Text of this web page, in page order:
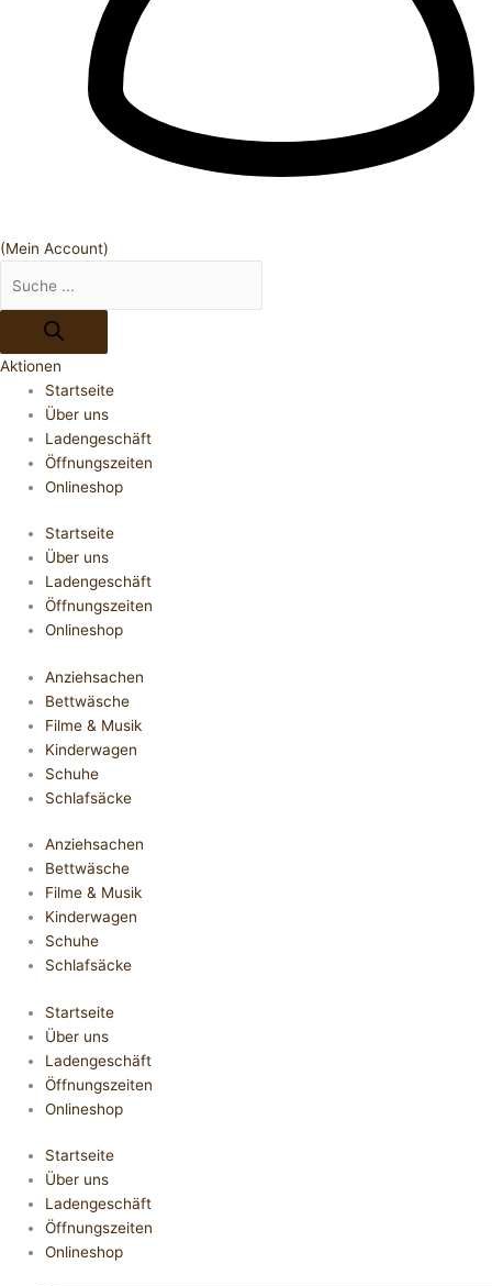
(Mein Account)
Aktionen
Startseite
Über uns
Ladengeschäft
Öffnungszeiten
Onlineshop
Startseite
Über uns
Ladengeschäft
Öffnungszeiten
Onlineshop
Anziehsachen
Bettwäsche
Filme & Musik
Kinderwagen
Schuhe
Schlafsäcke
Anziehsachen
Bettwäsche
Filme & Musik
Kinderwagen
Schuhe
Schlafsäcke
Startseite
Über uns
Ladengeschäft
Öffnungszeiten
Onlineshop
Startseite
Über uns
Ladengeschäft
Öffnungszeiten
Onlineshop